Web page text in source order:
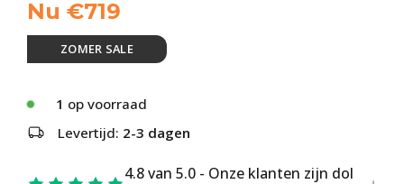
Nu €719
ZOMER SALE
1 op voorraad
Levertijd: 2-3 dagen
4.8 van 5.0 - Onze klanten zijn dol